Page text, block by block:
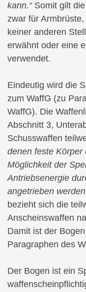
kann.“Somit gilt die
zwar für
keiner anderen
erwähnt oder eine
verwendet.
Eindeutig wird die
zum WaffG (zu
WaffG). Die
Abschnitt 3,
Schusswaffen
denen feste Körper
Möglichkeit der
Antriebsenergie
angetrieben
bezieht sich die
Anscheinswaffen
Damit ist der
Paragraphen des
Der Bogen ist ein